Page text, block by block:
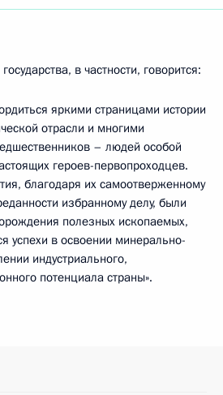
в частности, говорится:
яркими страницами истории
отрасли и многими
– людей особой
героев-первопроходцев.
благодаря их самоотверженному
избранному делу, были
полезных ископаемых,
успехи в освоении минерально-
индустриального,
потенциала страны».